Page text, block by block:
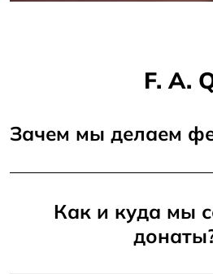
F. A.
Зачем мы делаем
Как и куда мы